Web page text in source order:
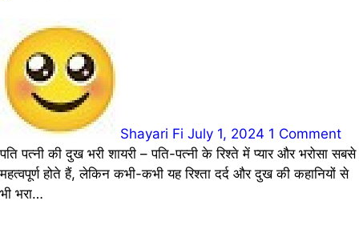
Shayari Fi July 1, 2024 1 Comment
पति पत्नी की दुख भरी शायरी – पति-पत्नी के रिश्ते में प्यार और भरोसा सबसे
महत्वपूर्ण होते हैं, लेकिन कभी-कभी यह रिश्ता दर्द और दुख की कहानियों से
भी भरा…